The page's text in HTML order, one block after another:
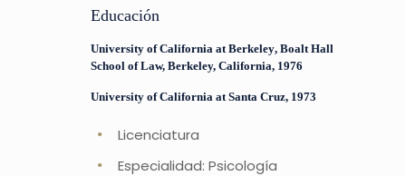
Educación
University of California at Berkeley, Boalt Hall
School of Law, Berkeley, California, 1976
University of California at Santa Cruz, 1973
Licenciatura
Especialidad: Psicología